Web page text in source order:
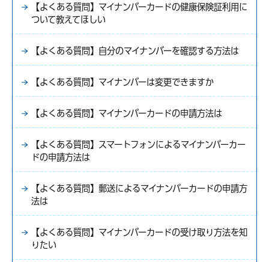
【よくある質問】マイナンバーカードの健康保険証利用に
ついて教えてほしい
【よくある質問】自分のマイナンバーを確認する方法は
【よくある質問】マイナンバーは変更できますか
【よくある質問】マイナンバーカードの申請方法は
【よくある質問】スマートフォンによるマイナンバーカー
ドの申請方法は
【よくある質問】郵送によるマイナンバーカードの申請方
法は
【よくある質問】マイナンバーカードの受け取り方法を知
りたい